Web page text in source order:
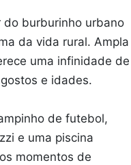
do burburinho urbano
da vida rural. Ampla
uma infinidade de
e idades.
de futebol,
e uma piscina
momentos de